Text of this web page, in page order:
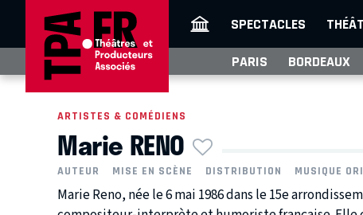
SPECTACLES
PARIS BORDEAUX
ARTISTES & COMÉDIENS
Marie RENO
AUTEUR MISE EN SCÈNE DISTRIBUTION MUSIQUE
Marie Reno, née le 6 mai 1986 dans le 15e